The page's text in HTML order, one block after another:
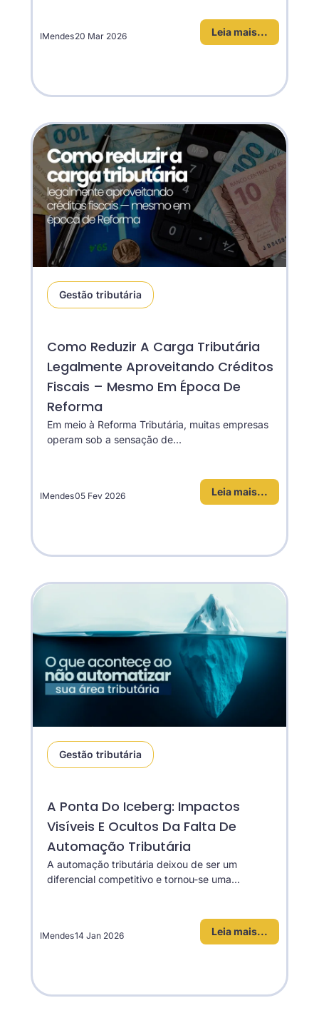
Leia mais...
IMendes20 Mar 2026
Gestão tributária
Como Reduzir A Carga Tributária
Legalmente Aproveitando Créditos
Fiscais – Mesmo Em Época De
Reforma
Em meio à Reforma Tributária, muitas empresas
operam sob a sensação de...
Leia mais...
IMendes05 Fev 2026
Gestão tributária
A Ponta Do Iceberg: Impactos
Visíveis E Ocultos Da Falta De
Automação Tributária
A automação tributária deixou de ser um
diferencial competitivo e tornou-se uma...
Leia mais...
IMendes14 Jan 2026